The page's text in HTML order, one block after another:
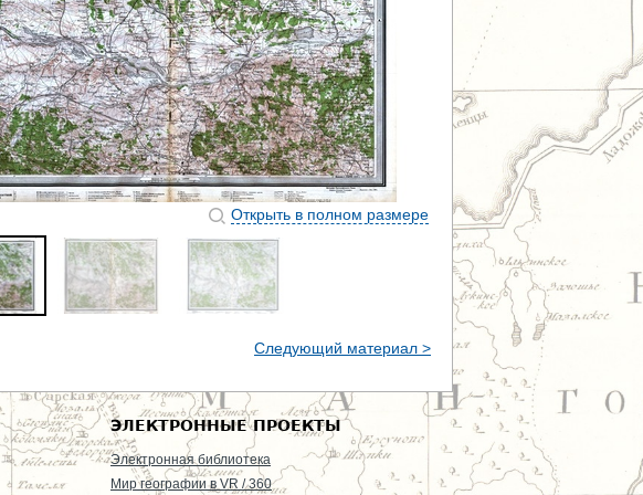
Открыть в полном размере
Следующий материал >
ЭЛЕКТРОННЫЕ ПРОЕКТЫ
Электронная библиотека
Мир географии в VR / 360